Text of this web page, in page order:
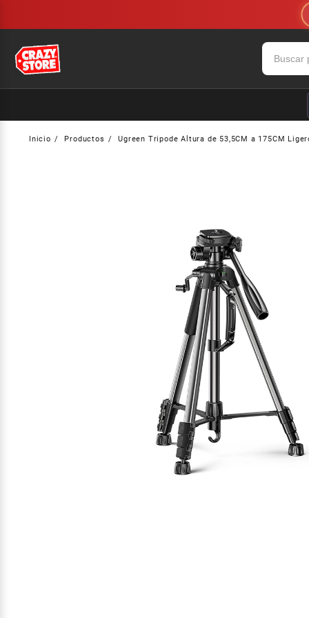
Inicio Productos Ugreen Tripode Altura de 53,5CM a 175CM